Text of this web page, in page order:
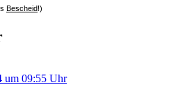
Bescheid!)
um 09:55 Uhr